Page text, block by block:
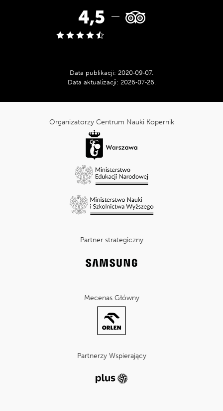
Ocena
w
serwisie
Tripadvisor:
4,5
Data publikacji: 2020‑09‑07.
Data aktualizacji: 2026‑07‑26.
Organizatorzy Centrum Nauki Kopernik
Partner strategiczny
Mecenas Główny
Partnerzy Wspierający